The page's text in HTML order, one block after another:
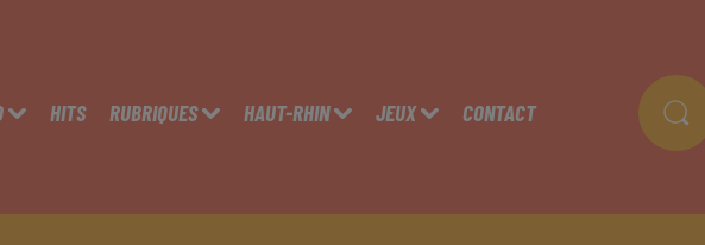
HITS RUBRIQUES HAUT-RHIN JEUX CONTACT